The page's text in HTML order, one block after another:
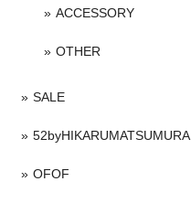
ACCESSORY
OTHER
SALE
52byHIKARUMATSUMURA
OFOF